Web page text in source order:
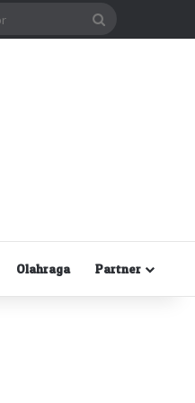
Olahraga Partner